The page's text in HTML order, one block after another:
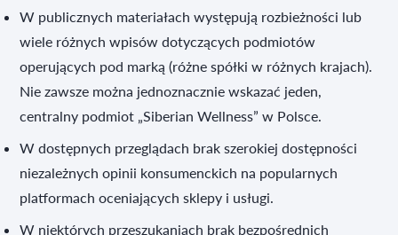
W publicznych materiałach występują rozbieżności lub
wiele różnych wpisów dotyczących podmiotów
operujących pod marką (różne spółki w różnych krajach).
Nie zawsze można jednoznacznie wskazać jeden,
centralny podmiot „Siberian Wellness” w Polsce.
W dostępnych przeglądach brak szerokiej dostępności
niezależnych opinii konsumenckich na popularnych
platformach oceniających sklepy i usługi.
W niektórych przeszukaniach brak bezpośrednich